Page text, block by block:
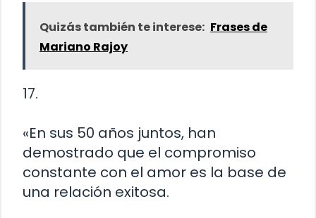
Quizás también te interese: Frases de
Mariano Rajoy
17.
«En sus 50 años juntos, han
demostrado que el compromiso
constante con el amor es la base de
una relación exitosa.